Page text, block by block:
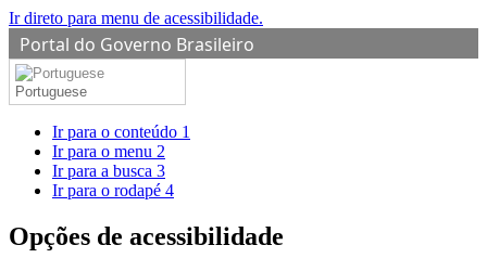
Ir direto para menu de acessibilidade.
Portal do Governo Brasileiro
Portuguese
Ir para o conteúdo 1
Ir para o menu 2
Ir para a busca 3
Ir para o rodapé 4
Opções de acessibilidade